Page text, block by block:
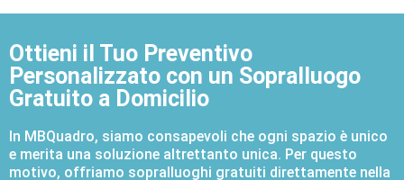
Ottieni il Tuo Preventivo
Personalizzato con un Sopralluogo
Gratuito a Domicilio
In MBQuadro, siamo consapevoli che ogni spazio è unico
e merita una soluzione altrettanto unica. Per questo
motivo, offriamo sopralluoghi gratuiti direttamente nella